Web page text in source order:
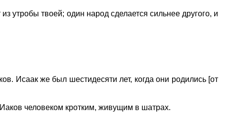
утробы твоей; один народ сделается сильнее другого, и
Исаак же был шестидесяти лет, когда они родились [от
человеком кротким, живущим в шатрах.